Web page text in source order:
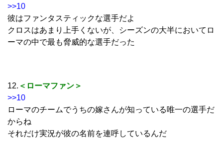
>>10
彼はファンタスティックな選手だよ
クロスはあまり上手くないが、シーズンの大半においてロ
ーマの中で最も脅威的な選手だった
12. ＜ローマファン＞
>>10
ローマのチームでうちの嫁さんが知っている唯一の選手だ
からね
それだけ実況が彼の名前を連呼しているんだ